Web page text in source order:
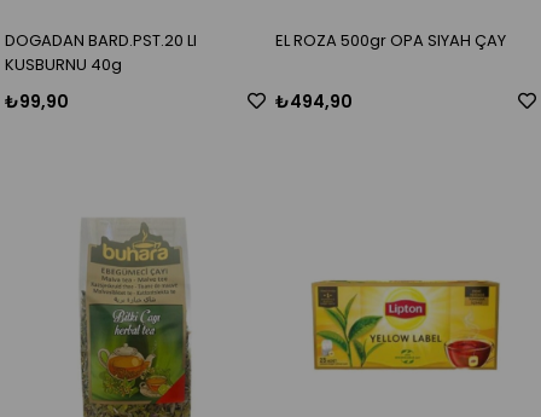
DOGADAN BARD.PST.20 LI
KUSBURNU 40g
₺99,90
EL ROZA 500gr OPA SIYAH ÇAY
₺494,90